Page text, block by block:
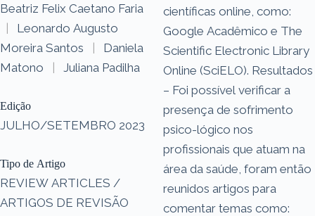
Beatriz Felix Caetano Faria
|
Leonardo Augusto
Moreira Santos
|
Daniela
Matono
| Juliana Padilha
Edição
JULHO/SETEMBRO 2023
Tipo de Artigo
REVIEW ARTICLES /
ARTIGOS DE REVISÃO
científicas online, como:
Google Acadêmico e The
Scientific Electronic Library
Online (SciELO). Resultados
– Foi possível verificar a
presença de sofrimento
psico-lógico nos
profissionais que atuam na
área da saúde, foram então
reunidos artigos para
comentar temas como: